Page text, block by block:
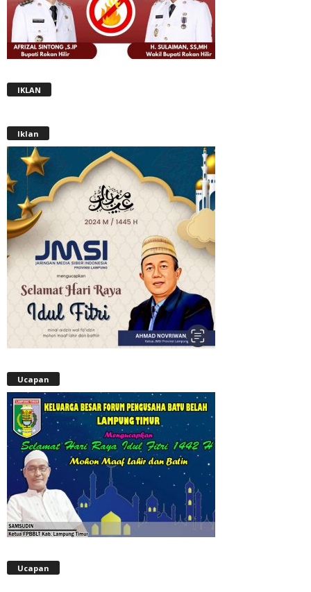
IKLAN
Iklan
Ucapan
Ucapan